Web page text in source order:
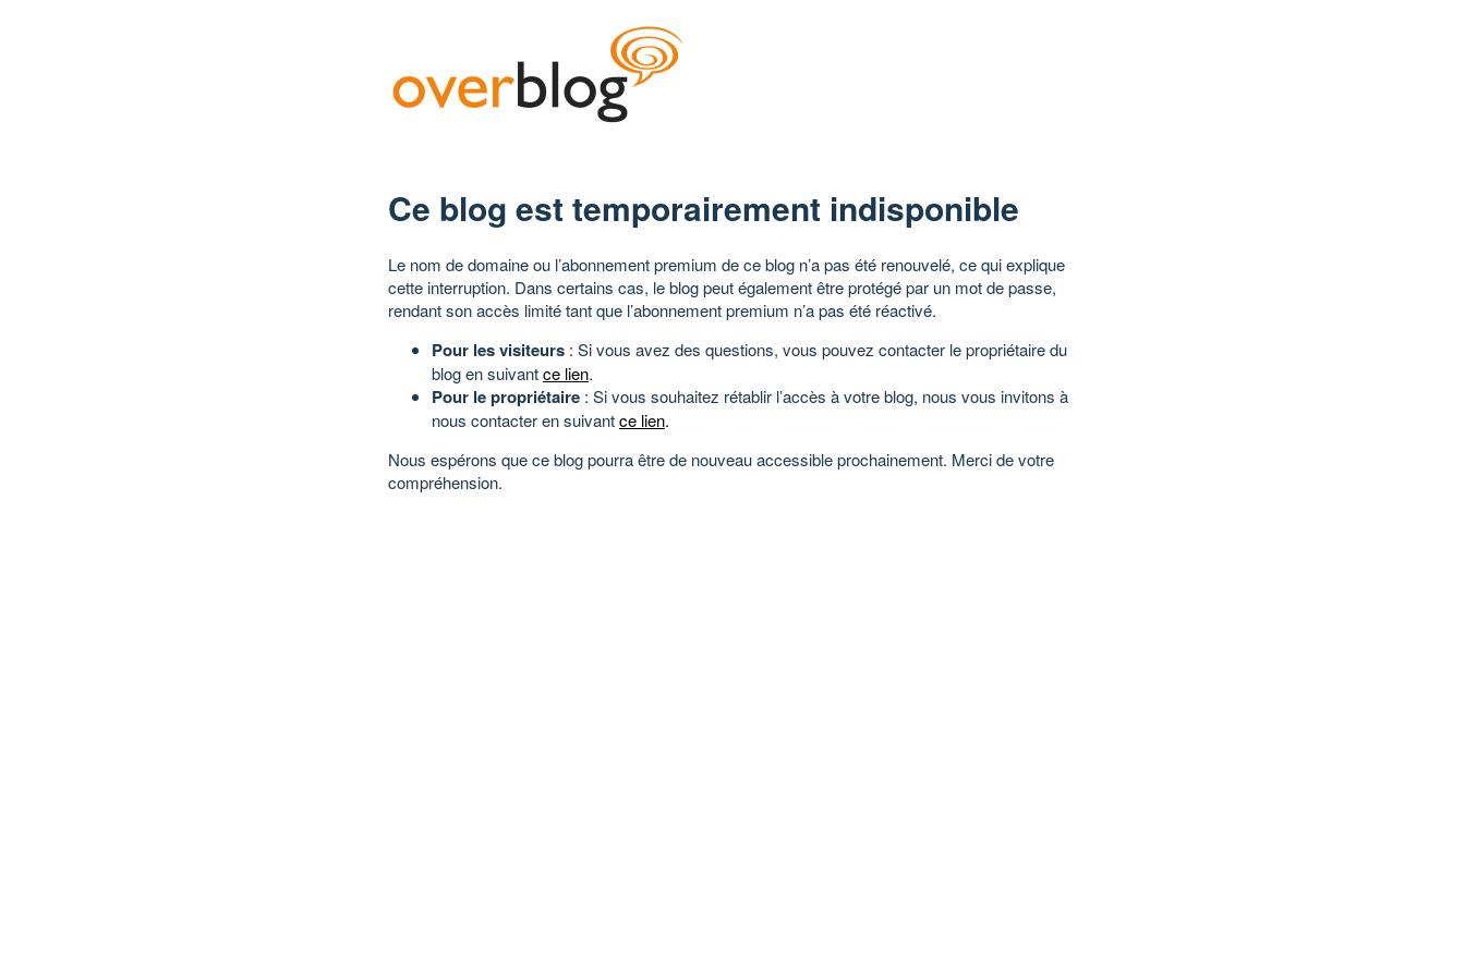
Ce blog est temporairement indisponible
Le nom de domaine ou l’abonnement premium de ce blog n’a pas été renouvelé, ce qui explique
cette interruption. Dans certains cas, le blog peut également être protégé par un mot de passe,
rendant son accès limité tant que l’abonnement premium n’a pas été réactivé.
Pour les visiteurs : Si vous avez des questions, vous pouvez contacter le propriétaire du
blog en suivantce lien.
Pour le propriétaire : Si vous souhaitez rétablir l’accès à votre blog, nous vous invitons à
nous contacter en suivantce lien.
Nous espérons que ce blog pourra être de nouveau accessible prochainement. Merci de votre
compréhension.